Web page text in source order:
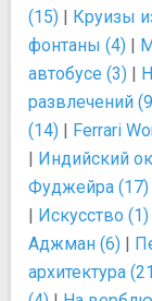
(15) | Круизы
фонтаны (4) |
автобусе (3) |
развлечений
(14) | Ferrari
| Индийский
Фуджейра (17)
| Искусство (1)
Аджман (6) |
архитектура